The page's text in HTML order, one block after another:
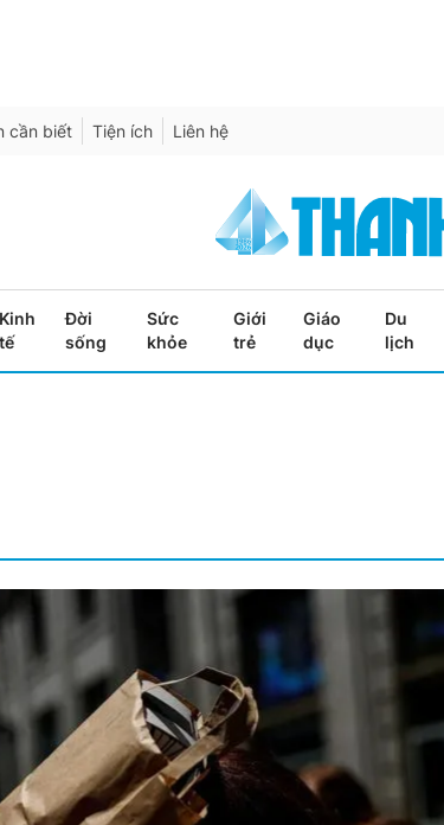
cần biết Tiện ích Liên hệ
Kinh
tế
Đời
sống
Sức
khỏe
Giới
trẻ
Giáo
dục
Du
lịch